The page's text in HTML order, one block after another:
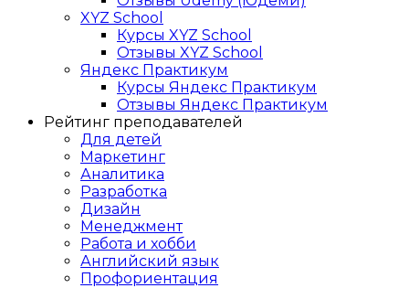
XYZ School
Курсы XYZ School
Отзывы XYZ School
Яндекс Практикум
Курсы Яндекс Практикум
Отзывы Яндекс Практикум
Рейтинг преподавателей
Для детей
Маркетинг
Аналитика
Разработка
Дизайн
Менеджмент
Работа и хобби
Английский язык
Профориентация